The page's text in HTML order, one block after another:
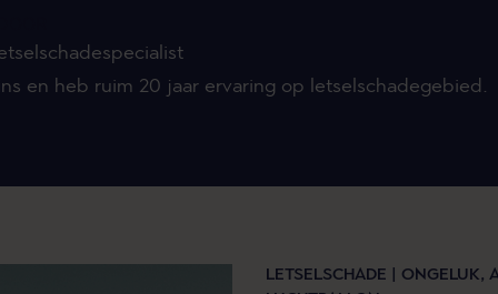
en heb ruim 20 jaar ervaring op letselschadegebied.
LETSELSCHADE | ONGELUK,